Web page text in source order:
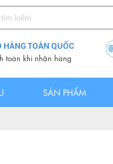
HÀNG TOÀN QUỐC
toán khi nhận hàng
SẢN PHẨM